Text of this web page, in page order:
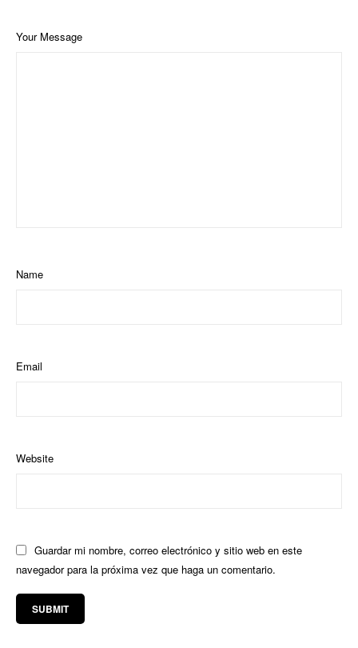
Your Message
Name
Email
Website
Guardar mi nombre, correo electrónico y sitio web en este
navegador para la próxima vez que haga un comentario.